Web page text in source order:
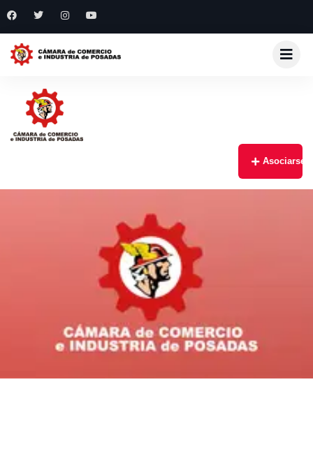
Asociarse